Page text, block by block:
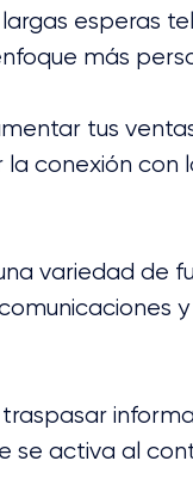
esperas
más
tus
conexión con
variedad de
se activa al